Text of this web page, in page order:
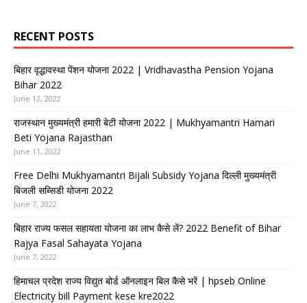
RECENT POSTS
बिहार वृद्धावस्था पेंशन योजना 2022 | Vridhavastha Pension Yojana
Bihar 2022
June 12, 2022
राजस्थान मुख्यमंत्री हमारी बेटी योजना 2022 | Mukhyamantri Hamari
Beti Yojana Rajasthan
June 11, 2022
Free Delhi Mukhyamantri Bijali Subsidy Yojana दिल्ली मुख्यमंत्री
बिजली सब्सिडी योजना 2022
June 7, 2022
बिहार राज्य फसल सहायता योजना का लाभ कैसे लें? 2022 Benefit of Bihar
Rajya Fasal Sahayata Yojana
June 7, 2022
हिमाचल प्रदेश राज्य विद्युत बोर्ड ऑनलाइन बिल कैसे भरें | hpseb Online
Electricity bill Payment kese kre2022